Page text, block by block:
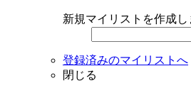
新規マイリストを作成し
登録済みのマイリストへ
閉じる